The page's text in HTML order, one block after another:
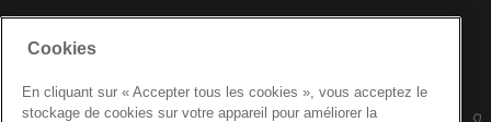
NEWSLETTER-ANMELDUNG
Cookies
En cliquant sur « Accepter tous les cookies », vous acceptez le
stockage de cookies sur votre appareil pour améliorer la